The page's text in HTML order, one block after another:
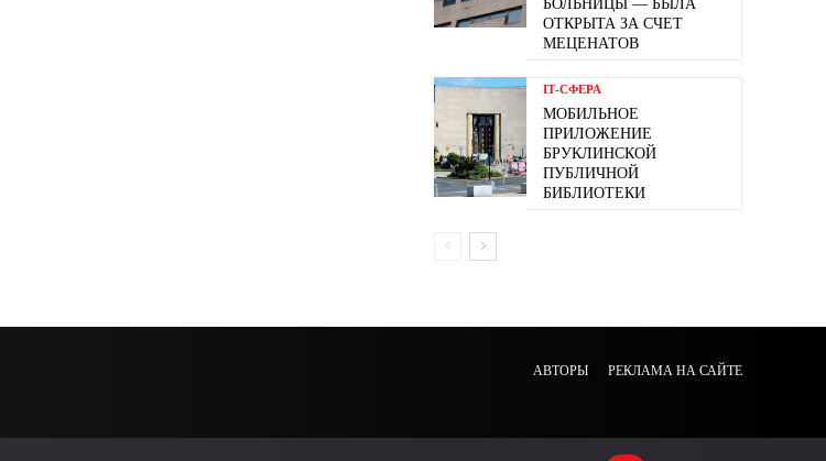
БОЛЬНИЦЫ — БЫЛА
ОТКРЫТА ЗА СЧЕТ
МЕЦЕНАТОВ
ІТ-СФЕРА
МОБИЛЬНОЕ
ПРИЛОЖЕНИЕ
БРУКЛИНСКОЙ
ПУБЛИЧНОЙ
БИБЛИОТЕКИ
АВТОРЫ РЕКЛАМА НА САЙТЕ